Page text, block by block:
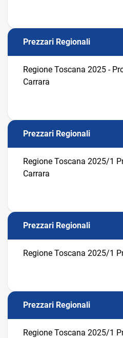
Prezzari Regionali
Regione Toscana 2025 -
Carrara
Prezzari Regionali
Regione Toscana 2025/1
Carrara
Prezzari Regionali
Regione Toscana 2025/1
Prezzari Regionali
Regione Toscana 2025/1